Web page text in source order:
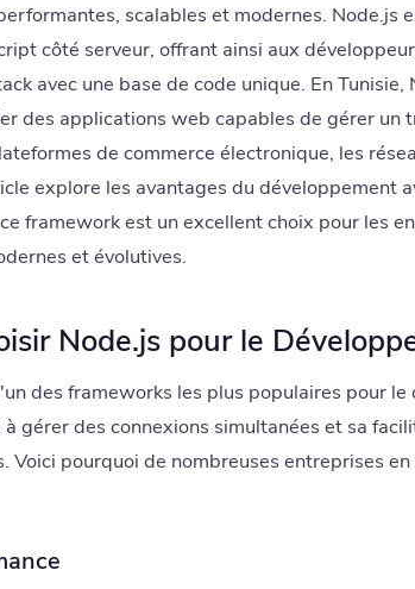
scalables et modernes. Node.js
côté serveur, offrant ainsi aux
avec une base de code unique. En
des applications web capables de gérer un
de commerce électronique, les
explore les avantages du développement
framework est un excellent choix pour les
et évolutives.
Node.js pour le
des frameworks les plus populaires pour
gérer des connexions simultanées et sa
Voici pourquoi de nombreuses entreprises